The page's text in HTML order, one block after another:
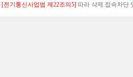
[전기통신사업법 제22조의5] 따라 삭제.접속차단